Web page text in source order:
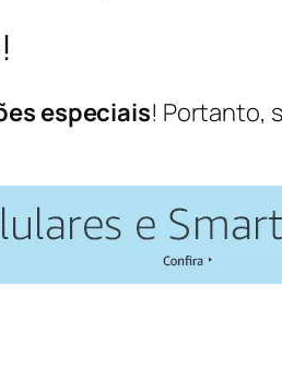
especiais! Portanto,